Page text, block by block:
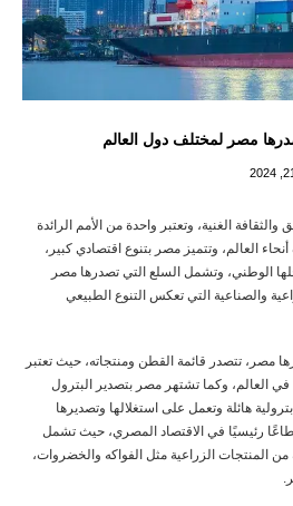
مصر لمختلف دول العالم
والثقافة الغنية، وتعتبر واحدة من الأمم الرائدة
العالم، وتتميز مصر بتنوع اقتصادي كبير،
الوطني، وتشمل السلع التي تصدرها مصر
والصناعية التي تعكس التنوع الطبيعي
مصر، تتصدر قائمة القطن ومنتجاته، حيث تعتبر
العالم، وكما تشتهر مصر بتصدير البترول
هائلة وتعمل على استغلالها وتصديرها
رئيسيًا في الاقتصاد المصري، حيث تشمل
المنتجات الزراعية مثل الفواكه والخضروات،